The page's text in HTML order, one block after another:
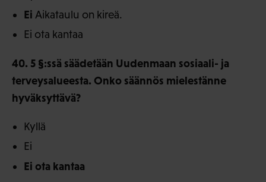
Ei Aikataulu on kireä.
Ei ota kantaa
40. 5 §:ssä säädetään Uudenmaan sosiaali- ja
terveysalueesta. Onko säännös mielestänne
hyväksyttävä?
Kyllä
Ei
Ei ota kantaa